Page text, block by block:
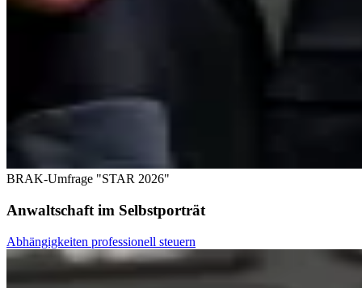
BRAK-Umfrage "STAR 2026"
Anwaltschaft im Selbstporträt
Abhängigkeiten professionell steuern